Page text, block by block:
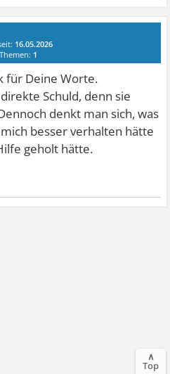
16.05.2026
Themen: 1
für Deine Worte.
Schuld, denn sie
denkt man sich, was
besser verhalten hätte
geholt hätte.
∧
Top